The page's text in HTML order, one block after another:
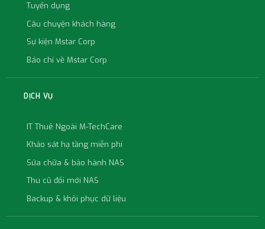
Tuyển dụng
Câu chuyện khách hàng
Sự kiện Mstar Corp
Báo chí về Mstar Corp
DỊCH VỤ
IT Thuê Ngoài M-TechCare
Khảo sát hạ tầng miễn phí
Sửa chữa & bảo hành NAS
Thu cũ đổi mới NAS
Backup & khôi phục dữ liệu